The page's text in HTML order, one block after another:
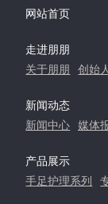
网站首页
走进朋朋
关于朋朋
创始
新闻动态
新闻中心
媒体
产品展示
手足护理系列